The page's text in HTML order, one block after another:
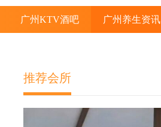
广州KTV酒吧 广州养生资讯
推荐会所